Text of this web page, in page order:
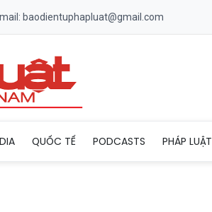
baodientuphapluat@gmail.com
QUỐC TẾ PODCASTS PHÁP LUẬT